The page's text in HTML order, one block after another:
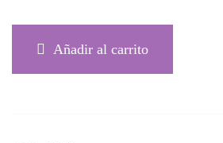
Añadir al carrito